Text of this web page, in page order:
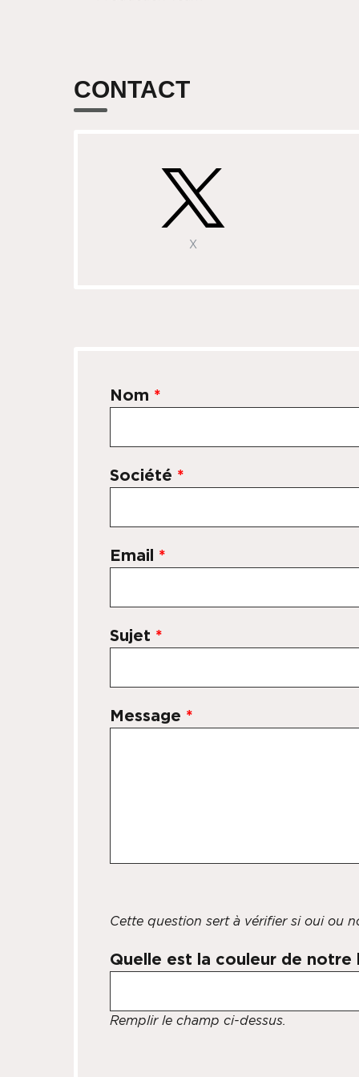
CONTACT
X
Nom *
Société *
Email *
Sujet *
Message *
Cette question sert à vérifier si oui ou
Quelle est la couleur de
Remplir le champ ci-dessus.